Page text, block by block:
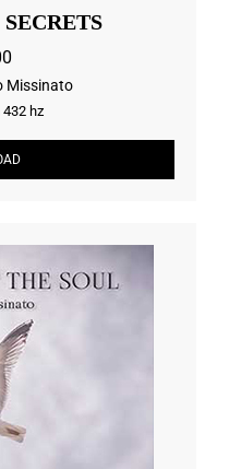
Missinato
hz